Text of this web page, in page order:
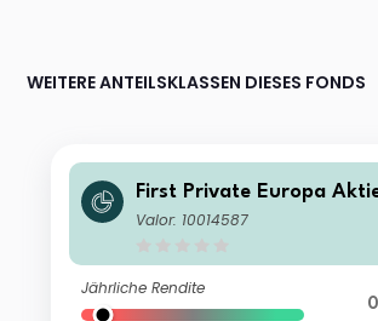
WEITERE ANTEILSKLASSEN DIESES FONDS
First Private Europa
Valor: 10014587
Jährliche Rendite